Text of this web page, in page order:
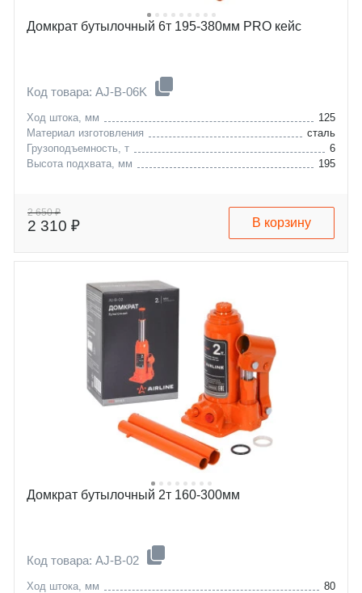
Домкрат бутылочный 6т 195-380мм PRO кейс
Код товара: AJ-B-06K
Ход штока, мм
125
Материал изготовления
сталь
Грузоподъемность, т
6
Высота подхвата, мм
195
2 650 ₽
2 310 ₽ В корзину
Домкрат бутылочный 2т 160-300мм
Код товара: AJ-B-02
Ход штока, мм
80